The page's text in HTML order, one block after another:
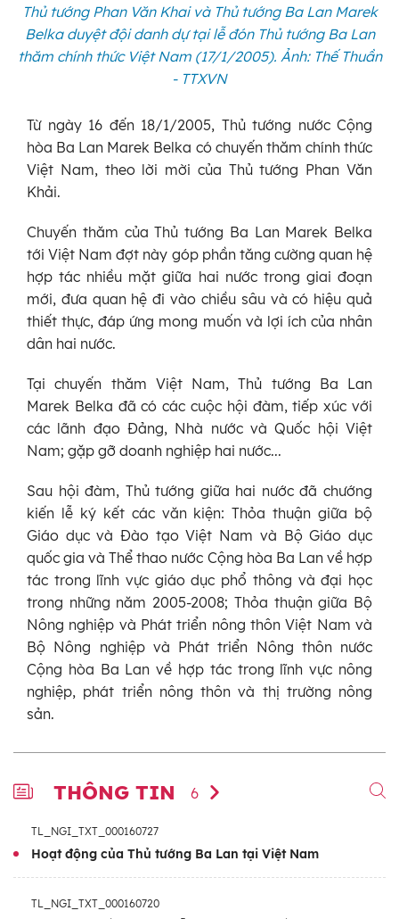
Thủ tướng Phan Văn Khai và Thủ tướng Ba Lan Marek
Belka duyệt đội danh dự tại lễ đón Thủ tướng Ba Lan
thăm chính thức Việt Nam (17/1/2005). Ảnh: Thế Thuần
- TTXVN
Từ ngày 16 đến 18/1/2005, Thủ tướng nước Cộng
hòa Ba Lan Marek Belka có chuyến thăm chính thức
Việt Nam, theo lời mời của Thủ tướng Phan Văn
Khải.
Chuyến thăm của Thủ tướng Ba Lan Marek Belka
tới Việt Nam đợt này góp phần tăng cường quan hệ
hợp tác nhiều mặt giữa hai nước trong giai đoạn
mới, đưa quan hệ đi vào chiều sâu và có hiệu quả
thiết thực, đáp ứng mong muốn và lợi ích của nhân
dân hai nước.
Tại chuyến thăm Việt Nam, Thủ tướng Ba Lan
Marek Belka đã có các cuộc hội đàm, tiếp xúc với
các lãnh đạo Đảng, Nhà nước và Quốc hội Việt
Nam; gặp gỡ doanh nghiệp hai nước...
Sau hội đàm, Thủ tướng giữa hai nước đã chướng
kiến lễ ký kết các văn kiện: Thỏa thuận giữa bộ
Giáo dục và Đào tạo Việt Nam và Bộ Giáo dục
quốc gia và Thể thao nước Cộng hòa Ba Lan về hợp
tác trong lĩnh vực giáo dục phổ thông và đại học
trong những năm 2005-2008; Thỏa thuận giữa Bộ
Nông nghiệp và Phát triển nông thôn Việt Nam và
Bộ Nông nghiệp và Phát triển Nông thôn nước
Cộng hòa Ba Lan về hợp tác trong lĩnh vực nông
nghiệp, phát triển nông thôn và thị trường nông
sản.
THÔNG TIN 6
TL_NGI_TXT_000160727
Hoạt động của Thủ tướng Ba Lan tại Việt Nam
TL_NGI_TXT_000160720